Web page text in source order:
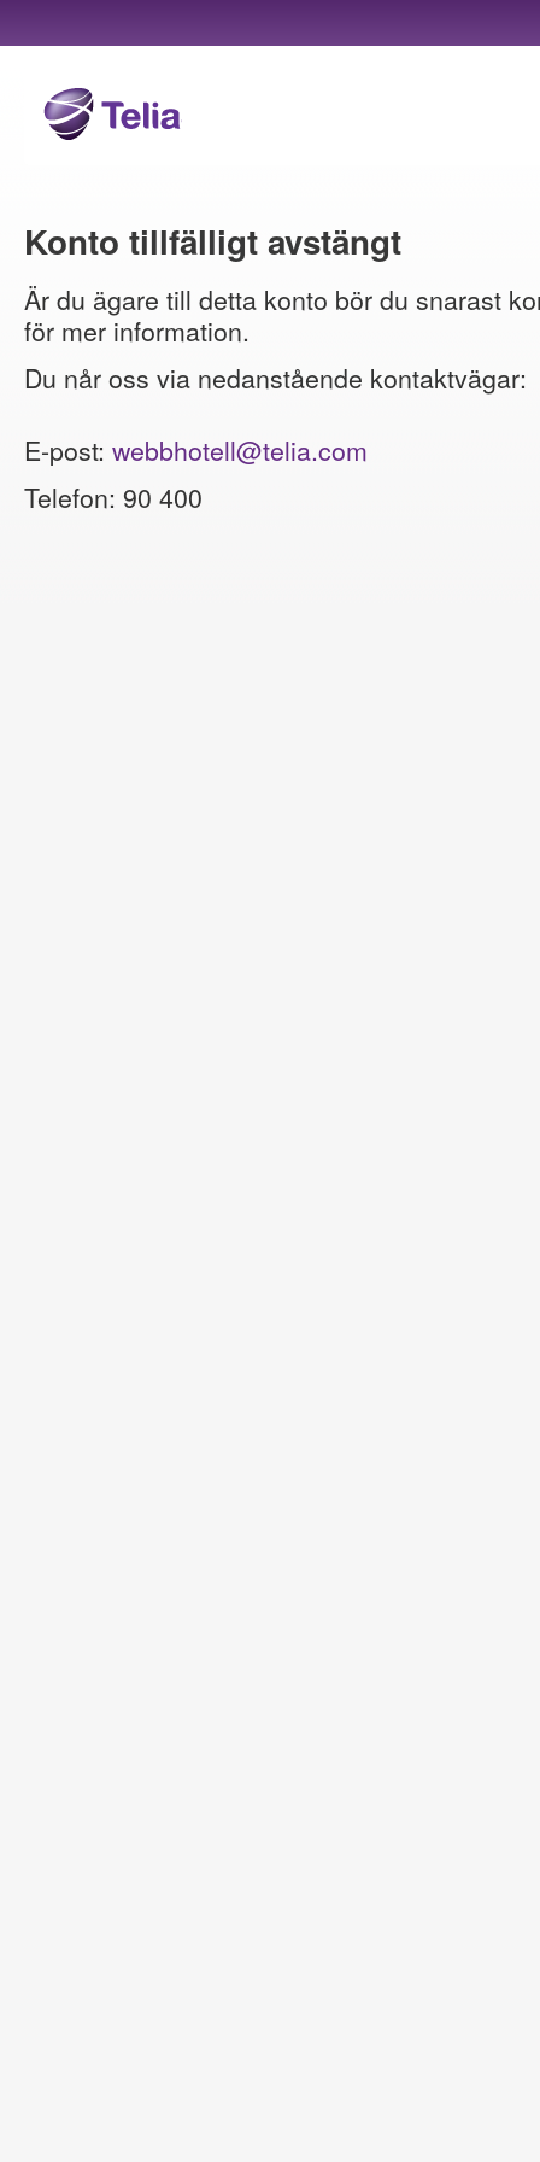
Konto tillfälligt avstängt
Är du ägare till detta konto bör du snarast
för mer information.
Du når oss via nedanstående kontaktvägar:
E-post: webbhotell@telia.com
Telefon: 90 400